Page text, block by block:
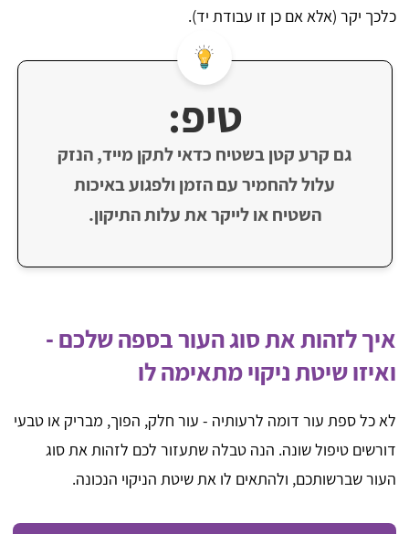
כלכך יקר (אלא אם כן זו עבודת יד).
טיפ:
גם קרע קטן בשטיח כדאי לתקן מייד, הנזק
עלול להחמיר עם הזמן ולפגוע באיכות
השטיח או לייקר את עלות התיקון.
איך לזהות את סוג העור בספה שלכם -
ואיזו שיטת ניקוי מתאימה לו
לא כל ספת עור דומה לרעותיה - עור חלק, הפוך, מבריק או טבעי
דורשים טיפול שונה. הנה טבלה שתעזור לכם לזהות את סוג
העור שברשותכם, ולהתאים לו את שיטת הניקוי הנכונה.